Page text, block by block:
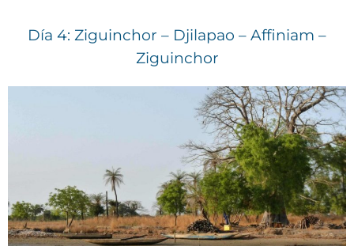
Día 4: Ziguinchor – Djilapao – Affiniam –
Ziguinchor